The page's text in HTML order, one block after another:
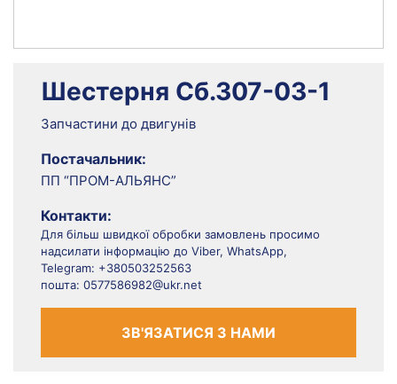
Шестерня Сб.307-03-1
Запчастини до двигунів
Постачальник:
ПП “ПРОМ-АЛЬЯНС”
Контакти:
Для більш швидкої обробки замовлень просимо
надсилати інформацію до Viber, WhatsApp,
Telegram: +380503252563
пошта: 0577586982@ukr.net
ЗВ'ЯЗАТИСЯ З НАМИ